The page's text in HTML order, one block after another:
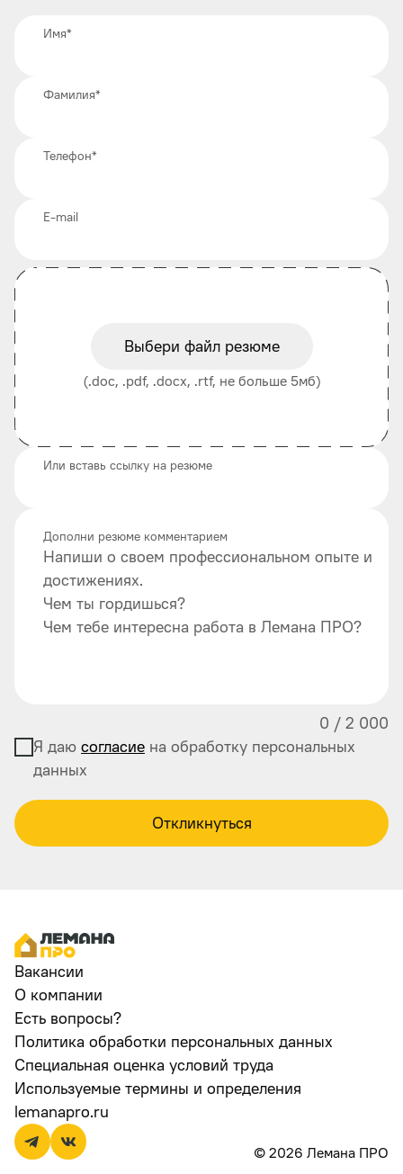
Имя*
Фамилия*
Телефон*
E-mail
Выбери файл резюме
(.doc, .pdf, .docx, .rtf, не больше 5мб)
Или вставь ссылку на резюме
Напиши о своем профессиональном опыте и
достижениях.
Чем ты гордишься?
Чем тебе интересна работа в Лемана ПРО?
Дополни резюме комментарием
0 / 2 000
Я даю согласие на обработку персональных
данных
Откликнуться
Вакансии
О компании
Есть вопросы?
Политика обработки персональных данных
Специальная оценка условий труда
Используемые термины и определения
lemanapro.ru
© 2026 Лемана ПРО